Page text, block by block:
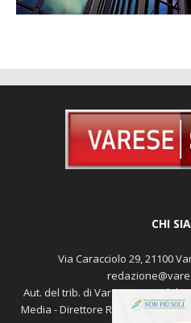
Aut. del trib. di Varese n. 345 del
Media - Direttore Responsabile: